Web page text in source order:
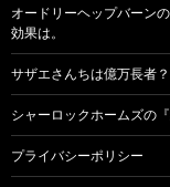
オードリーヘップバーン
効果は。
サザエさんちは億万長者
シャーロックホームズの
プライバシーポリシー